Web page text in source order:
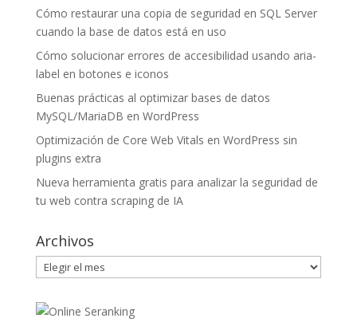
Cómo restaurar una copia de seguridad en SQL Server
cuando la base de datos está en uso
Cómo solucionar errores de accesibilidad usando aria-
label en botones e iconos
Buenas prácticas al optimizar bases de datos
MySQL/MariaDB en WordPress
Optimización de Core Web Vitals en WordPress sin
plugins extra
Nueva herramienta gratis para analizar la seguridad de
tu web contra scraping de IA
Archivos
Archivos